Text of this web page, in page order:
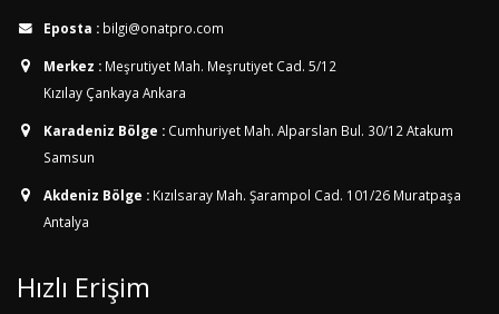
Eposta : bilgi@onatpro.com
Merkez : Meşrutiyet Mah. Meşrutiyet Cad. 5/12
Kızılay Çankaya Ankara
Karadeniz Bölge : Cumhuriyet Mah. Alparslan Bul. 30/12 Atakum
Samsun
Akdeniz Bölge : Kızılsaray Mah. Şarampol Cad. 101/26 Muratpaşa
Antalya
Hızlı Erişim